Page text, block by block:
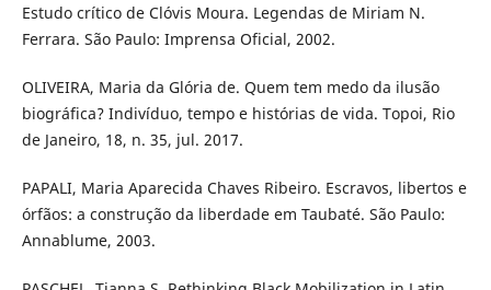
Estudo crítico de Clóvis Moura. Legendas de Miriam N.
Ferrara. São Paulo: Imprensa Oficial, 2002.
OLIVEIRA, Maria da Glória de. Quem tem medo da ilusão
biográfica? Indivíduo, tempo e histórias de vida. Topoi, Rio
de Janeiro, 18, n. 35, jul. 2017.
PAPALI, Maria Aparecida Chaves Ribeiro. Escravos, libertos e
órfãos: a construção da liberdade em Taubaté. São Paulo:
Annablume, 2003.